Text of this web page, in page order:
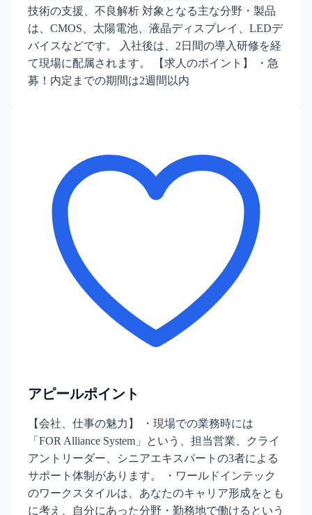
技術の支援、不良解析 対象となる主な分野・製品
は、CMOS、太陽電池、液晶ディスプレイ、LEDデ
バイスなどです。 入社後は、2日間の導入研修を経
て現場に配属されます。 【求人のポイント】 ・急
募！内定までの期間は2週間以内
アピールポイント
【会社、仕事の魅力】 ・現場での業務時には
「FOR Alliance System」という、担当営業、クライ
アントリーダー、シニアエキスパートの3者による
サポート体制があります。 ・ワールドインテック
のワークスタイルは、あなたのキャリア形成をとも
に考え、自分にあった分野・勤務地で働けるという